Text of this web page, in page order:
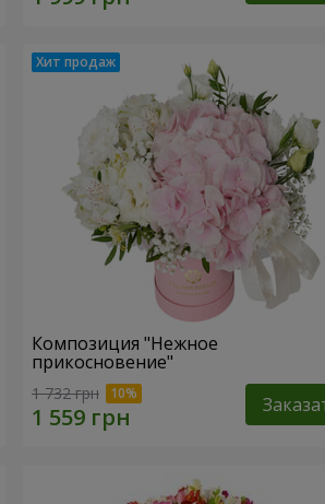
Композиция "Нежное
прикосновение"
1 732 грн